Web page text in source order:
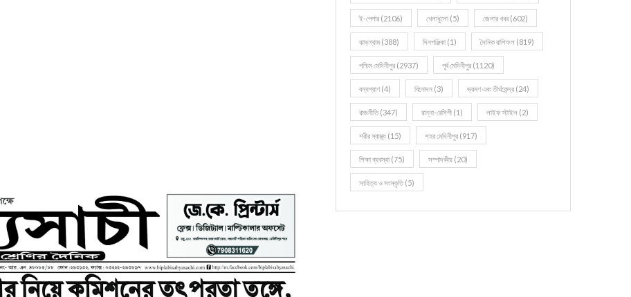
ই-পেপার (2106) খেলাধূলো (5) জেলার খবর (602)
ঝাড়গ্রাম (388) দিনপঞ্জিকা (1) দৈনিক রাশিফল (819)
পশ্চিম মেদিনীপুর (2937) পূর্ব মেদিনীপুর (1120)
বন্যপ্রাণ (4) বিনোদন (3) ভ্রমণ এবং তীর্থকেন্দ্র (24)
রাজনীতি(347) রান্না-রেসিপী (1) লাইফ স্টাইল (2)
শরীর স্বাস্থ্য (15) শহর মেদিনীপুর (917)
শিক্ষা ব্যবস্থা (75) সম্পাদকীয় (20)
সাহিত্য ও সংস্কৃতি(5)